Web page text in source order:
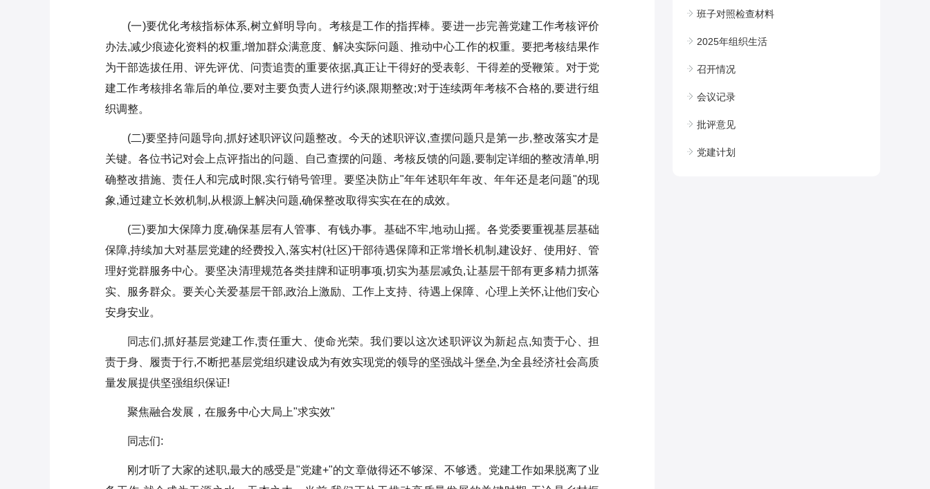
(一)要优化考核指标体系,树立鲜明导向。考核是工作的指挥棒。要进一步完善党建工作考核评价
办法,减少痕迹化资料的权重,增加群众满意度、解决实际问题、推动中心工作的权重。要把考核结果作
为干部选拔任用、评先评优、问责追责的重要依据,真正让干得好的受表彰、干得差的受鞭策。对于党
建工作考核排名靠后的单位,要对主要负责人进行约谈,限期整改;对于连续两年考核不合格的,要进行组
织调整。
(二)要坚持问题导向,抓好述职评议问题整改。今天的述职评议,查摆问题只是第一步,整改落实才是
关键。各位书记对会上点评指出的问题、自己查摆的问题、考核反馈的问题,要制定详细的整改清单,明
确整改措施、责任人和完成时限,实行销号管理。要坚决防止"年年述职年年改、年年还是老问题"的现
象,通过建立长效机制,从根源上解决问题,确保整改取得实实在在的成效。
(三)要加大保障力度,确保基层有人管事、有钱办事。基础不牢,地动山摇。各党委要重视基层基础
保障,持续加大对基层党建的经费投入,落实村(社区)干部待遇保障和正常增长机制,建设好、使用好、管
理好党群服务中心。要坚决清理规范各类挂牌和证明事项,切实为基层减负,让基层干部有更多精力抓落
实、服务群众。要关心关爱基层干部,政治上激励、工作上支持、待遇上保障、心理上关怀,让他们安心
安身安业。
同志们,抓好基层党建工作,责任重大、使命光荣。我们要以这次述职评议为新起点,知责于心、担
责于身、履责于行,不断把基层党组织建设成为有效实现党的领导的坚强战斗堡垒,为全县经济社会高质
量发展提供坚强组织保证!
聚焦融合发展，在服务中心大局上"求实效"
同志们:
刚才听了大家的述职,最大的感受是"党建+"的文章做得还不够深、不够透。党建工作如果脱离了业
班子对照检查材料
2025年组织生活
召开情况
会议记录
批评意见
党建计划